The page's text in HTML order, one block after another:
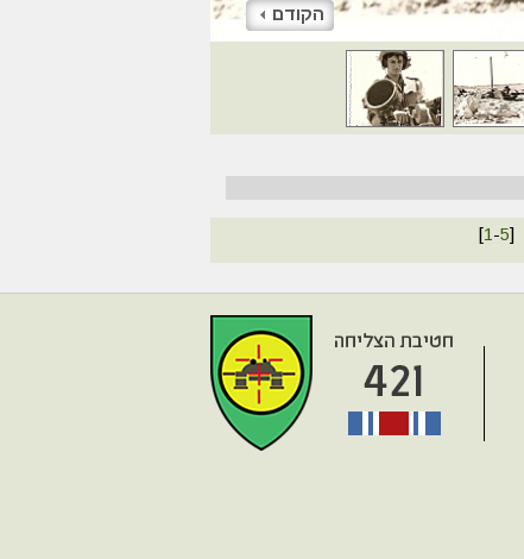
הקודם
[1 -5]